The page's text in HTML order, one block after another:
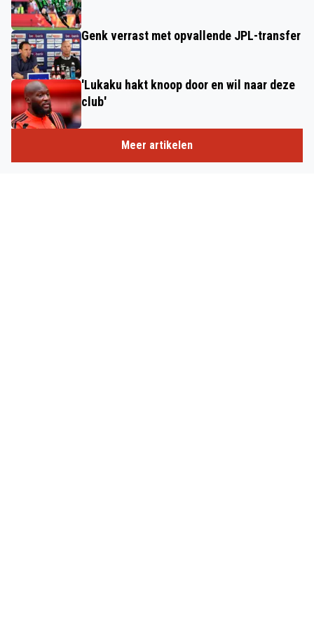
Genk verrast met opvallende JPL-transfer
'Lukaku hakt knoop door en wil naar deze
club'
Meer artikelen